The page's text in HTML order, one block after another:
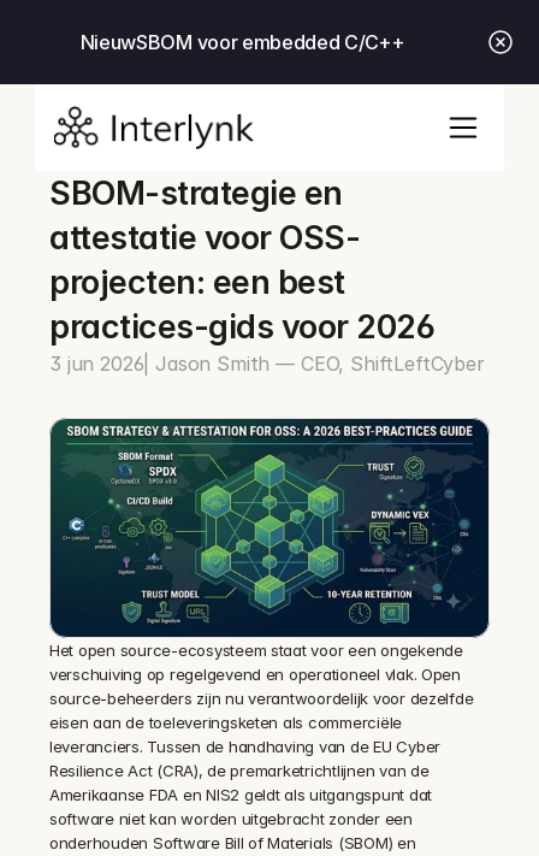
NieuwSBOM voor embedded C/C++
SBOM-strategie en
attestatie voor OSS-
projecten: een best
practices-gids voor 2026
3 jun 2026 | Jason Smith — CEO, ShiftLeftCyber
Het open source-ecosysteem staat voor een ongekende
verschuiving op regelgevend en operationeel vlak. Open
source-beheerders zijn nu verantwoordelijk voor dezelfde
eisen aan de toeleveringsketen als commerciële
leveranciers. Tussen de handhaving van de EU Cyber
Resilience Act (CRA), de premarketrichtlijnen van de
Amerikaanse FDA en NIS2 geldt als uitgangspunt dat
software niet kan worden uitgebracht zonder een
onderhouden Software Bill of Materials (SBOM) en